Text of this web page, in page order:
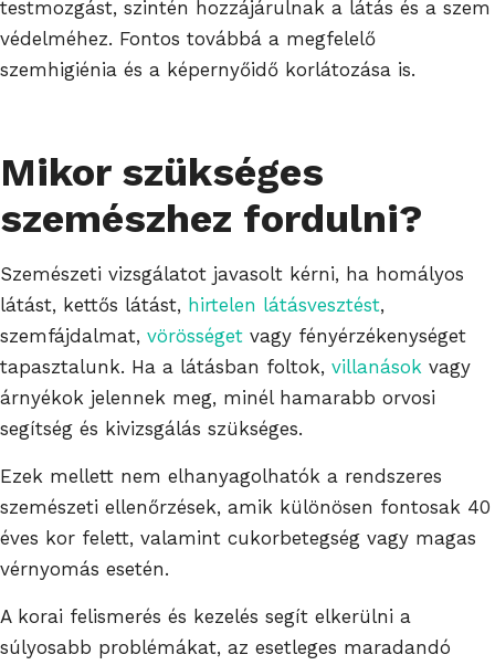
testmozgást, szintén hozzájárulnak a látás és a szem
védelméhez. Fontos továbbá a megfelelő
szemhigiénia és a képernyőidő korlátozása is.
Mikor szükséges
szemészhez fordulni?
Szemészeti vizsgálatot javasolt kérni, ha homályos
látást, kettős látást, hirtelen látásvesztést,
szemfájdalmat, vörösséget vagy fényérzékenységet
tapasztalunk. Ha a látásban foltok, villanások vagy
árnyékok jelennek meg, minél hamarabb orvosi
segítség és kivizsgálás szükséges.
Ezek mellett nem elhanyagolhatók a rendszeres
szemészeti ellenőrzések, amik különösen fontosak 40
éves kor felett, valamint cukorbetegség vagy magas
vérnyomás esetén.
A korai felismerés és kezelés segít elkerülni a
súlyosabb problémákat, az esetleges maradandó